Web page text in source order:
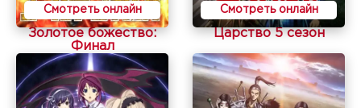
Смотреть онлайн
Золотое божество:
Финал
Смотреть онлайн
Царство 5 сезон